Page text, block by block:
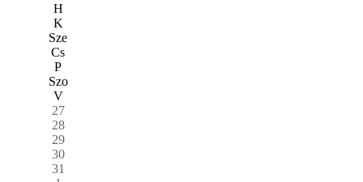
H
K
Sze
Cs
P
Szo
V
27
28
29
30
31